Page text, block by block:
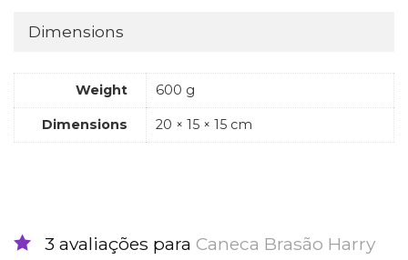
Dimensions
Weight 600 g
Dimensions 20 × 15 × 15 cm
3 avaliações para Caneca Brasão Harry